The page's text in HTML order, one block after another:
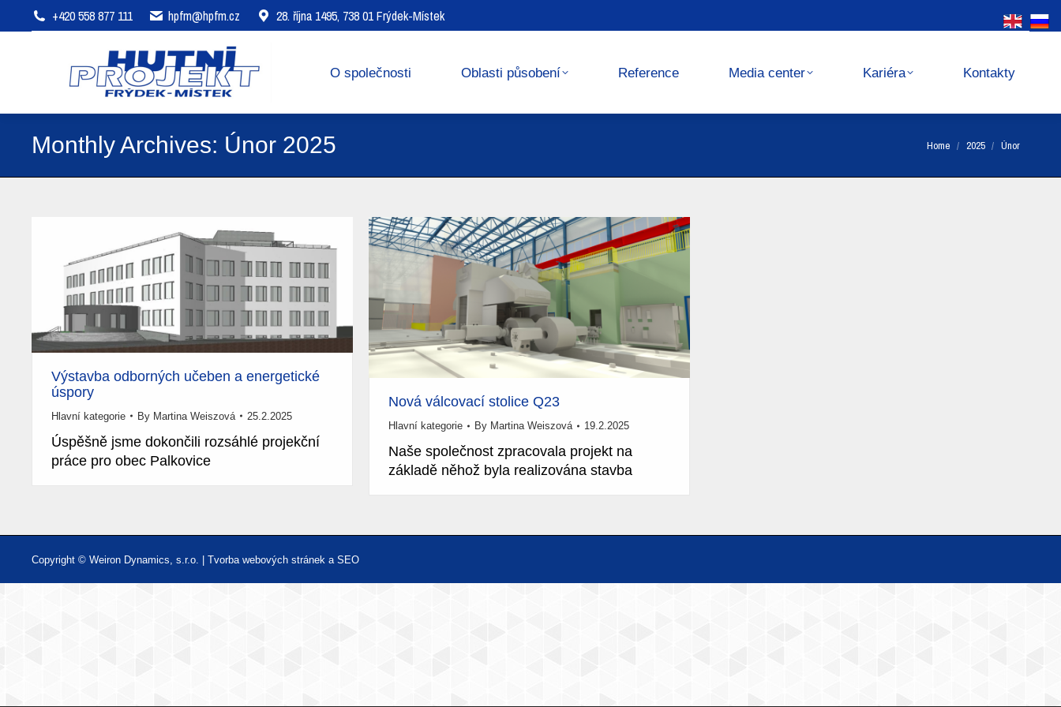
+420 558 877 111 hpfm@hpfm.cz 28. října 1495, 738 01 Frýdek-Místek
O společnosti Oblasti působení Reference Media center Kariéra Kontakty
Monthly Archives: Únor 2025 You are here:
Home 2025 Únor
Výstavba odborných učeben a energetické
úspory
Hlavní kategorie By Martina Weiszová 25.2.2025
Úspěšně jsme dokončili rozsáhlé projekční
práce pro obec Palkovice
Nová válcovací stolice Q23
Hlavní kategorie By Martina Weiszová 19.2.2025
Naše společnost zpracovala projekt na
základě něhož byla realizována stavba
Copyright © Weiron Dynamics, s.r.o. | Tvorba webových stránek a SEO
O společnosti Oblasti působení